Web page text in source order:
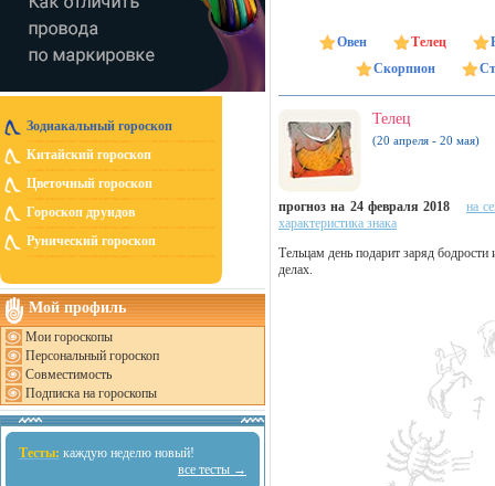
Зодиакальный гороскоп
Китайский гороскоп
Цветочный гороскоп
Гороскоп друидов
Рунический гороскоп
Мой профиль
Мои гороскопы
Персональный гороскоп
Совместимость
Подписка на гороскопы
Тесты: каждую неделю новый!
все тесты →
Овен Телец
Скорпион
Телец
(20 апреля - 20 мая)
прогноз на 24 февраля 2018
на
характеристика знака
Тельцам день подарит заряд
делах.